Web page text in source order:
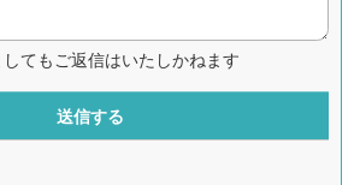
てもご返信はいたしかねます
送信する